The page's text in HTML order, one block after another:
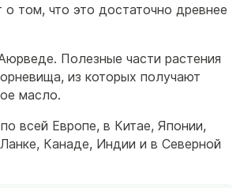
о том, что это достаточно древнее
Полезные части растения
из которых получают
масло.
всей Европе, в Китае, Японии,
Канаде, Индии и в Северной